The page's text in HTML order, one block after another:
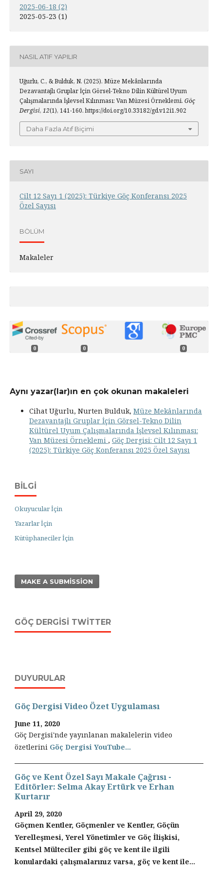
2025-06-18 (2)
2025-05-23 (1)
NASIL ATIF YAPILIR
Uğurlu, C., & Bulduk, N. (2025). Müze Mekânlarında
Dezavantajlı Gruplar İçin Görsel-Tekno Dilin Kültürel Uyum
Çalışmalarında İşlevsel Kılınması: Van Müzesi Örneklemi. Göç
Dergisi, 12(1), 141-160. https://doi.org/10.33182/gd.v12i1.902
Daha Fazla Atıf Biçimi
SAYI
Cilt 12 Sayı 1 (2025): Türkiye Göç Konferansı 2025
Özel Sayısı
BÖLÜM
Makaleler
0 0 0
Aynı yazar(lar)ın en çok okunan makaleleri
Cihat Uğurlu, Nurten Bulduk, Müze Mekânlarında
Dezavantajlı Gruplar İçin Görsel-Tekno Dilin
Kültürel Uyum Çalışmalarında İşlevsel Kılınması:
Van Müzesi Örneklemi , Göç Dergisi: Cilt 12 Sayı 1
(2025): Türkiye Göç Konferansı 2025 Özel Sayısı
BILGI
Okuyucular İçin
Yazarlar İçin
Kütüphaneciler İçin
MAKE A SUBMISSION
GÖÇ DERGISI TWITTER
DUYURULAR
Göç Dergisi Video Özet Uygulaması
June 11, 2020
Göç Dergisi'nde yayınlanan makalelerin video
özetlerini Göç Dergisi YouTube...
Göç ve Kent Özel Sayı Makale Çağrısı -
Editörler: Selma Akay Ertürk ve Erhan
Kurtarır
April 29, 2020
Göçmen Kentler, Göçmenler ve Kentler, Göçün
Yerelleşmesi, Yerel Yönetimler ve Göç İlişkisi,
Kentsel Mülteciler gibi göç ve kent ile ilgili
konulardaki çalışmalarınız varsa, göç ve kent ile...